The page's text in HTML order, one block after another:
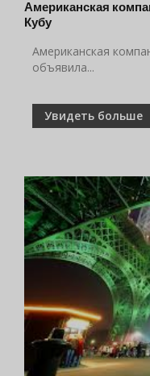
Американская
Кубу
Американская
объявила...
Увидеть больше